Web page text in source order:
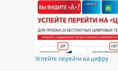
Успейте перейти на цифру